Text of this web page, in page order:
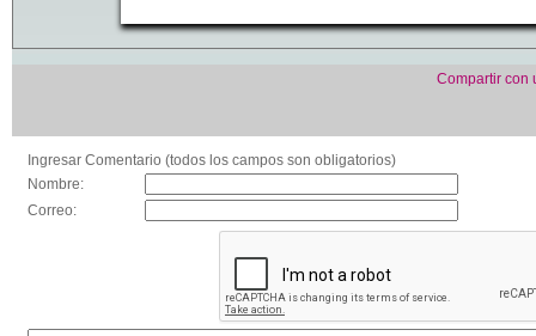
Compartir con
Ingresar Comentario (todos los campos son obligatorios)
Nombre:
Correo: